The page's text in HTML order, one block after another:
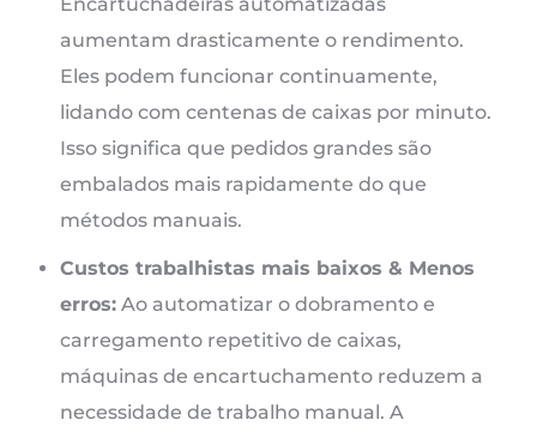
aumentam drasticamente o rendimento.
Eles podem funcionar continuamente,
lidando com centenas de caixas por minuto.
Isso significa que pedidos grandes são
embalados mais rapidamente do que
métodos manuais.
Custos trabalhistas mais baixos & Menos
erros: Ao automatizar o dobramento e
carregamento repetitivo de caixas,
máquinas de encartuchamento reduzem a
necessidade de trabalho manual. A